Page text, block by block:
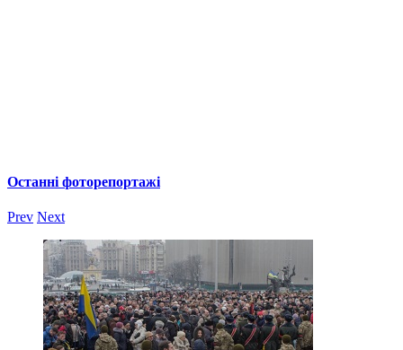
Останні фоторепортажі
Prev Next